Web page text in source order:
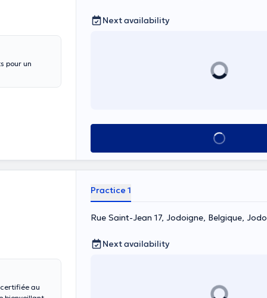
pour un
Next availability
See all
au
Practice 1
Rue Saint-Jean 17, Jodoigne, Belgique,
Next availability